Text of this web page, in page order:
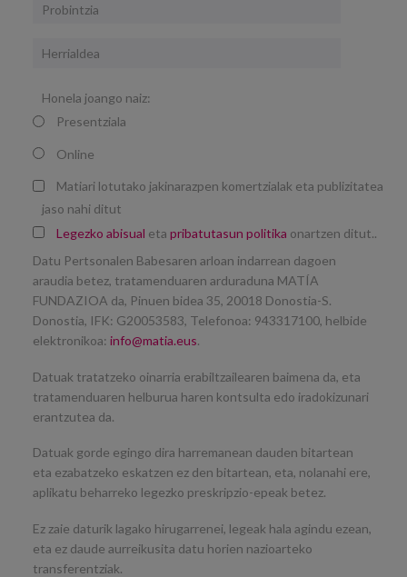
Probintzia
Herrialdea
Honela joango naiz:
Presentziala
Online
Matiari lotutako jakinarazpen komertzialak eta publizitatea
jaso nahi ditut
Legezko abisual eta pribatutasun politika onartzen ditut..
Datu Pertsonalen Babesaren arloan indarrean dagoen
araudia betez, tratamenduaren arduraduna MATÍA
FUNDAZIOA da, Pinuen bidea 35, 20018 Donostia-S.
Donostia, IFK: G20053583, Telefonoa: 943317100, helbide
elektronikoa: info@matia.eus.
Datuak tratatzeko oinarria erabiltzailearen baimena da, eta
tratamenduaren helburua haren kontsulta edo iradokizunari
erantzutea da.
Datuak gorde egingo dira harremanean dauden bitartean
eta ezabatzeko eskatzen ez den bitartean, eta, nolanahi ere,
aplikatu beharreko legezko preskripzio-epeak betez.
Ez zaie daturik lagako hirugarrenei, legeak hala agindu ezean,
eta ez daude aurreikusita datu horien nazioarteko
transferentziak.